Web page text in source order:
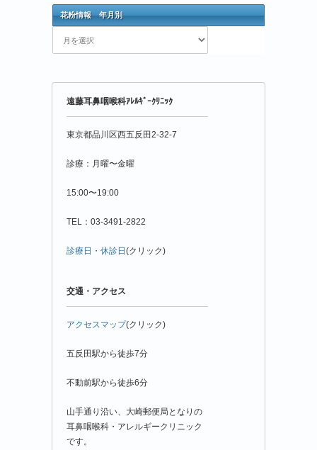
花粉情報 年月別
花
粉
遠藤耳鼻咽喉科ｱﾚﾙｷﾞｰｸﾘﾆｯｸ
東京都品川区西五反田2-32-7
診療：月曜〜金曜
15:00〜19:00
TEL：03-3491-2822
診療日・休診日 (クリック)
交通・アクセス
アクセスマップ(クリック)
五反田駅から徒歩7分
不動前駅から徒歩6分
山手通り沿い、大崎郵便局となりの
耳鼻咽喉科・アレルギークリニック
です。